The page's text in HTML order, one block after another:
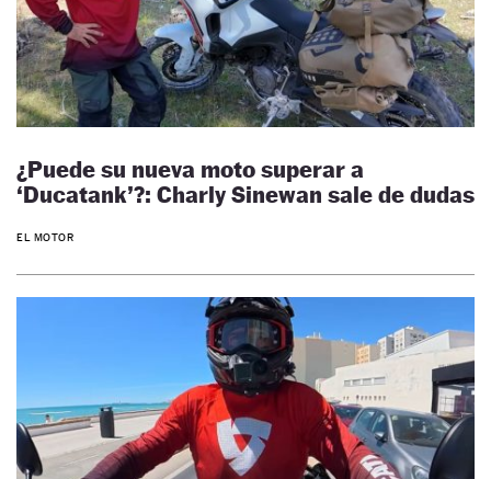
¿Puede su nueva moto superar a
‘Ducatank’?: Charly Sinewan sale de dudas
EL MOTOR